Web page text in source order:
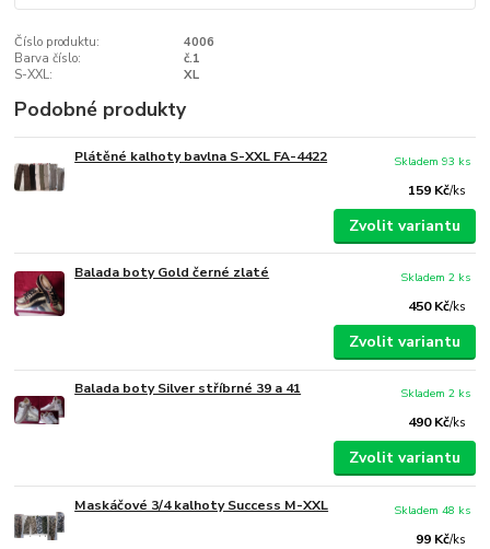
Číslo produktu:
4006
Barva číslo:
č.1
S-XXL:
XL
Podobné produkty
Plátěné kalhoty bavlna S-XXL FA-4422
159 Kč/ks
Skladem 93 ks
Zvolit variantu
Balada boty Gold černé zlaté
450 Kč/ks
Skladem 2 ks
Zvolit variantu
Balada boty Silver stříbrné 39 a 41
490 Kč/ks
Skladem 2 ks
Zvolit variantu
Maskáčové 3/4 kalhoty Success M-XXL
99 Kč/ks
Skladem 48 ks